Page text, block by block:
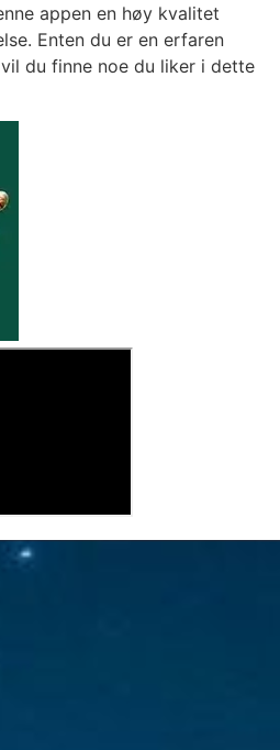
appen en høy kvalitet
Enten du er en erfaren
du finne noe du liker i dette